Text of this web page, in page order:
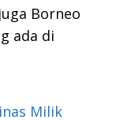
Borneo
ada di
Milik